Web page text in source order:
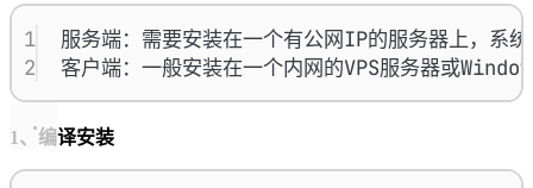
1
服务端：需要安装在一个有公网IP的服务器上，
2
客户端：一般安装在一个内网的VPS服务器或
1、编译安装